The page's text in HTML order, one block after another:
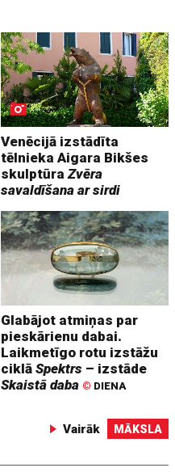
Venēcijā izstādīta
tēlnieka Aigara Bikšes
skulptūraZvēra
savaldīšana ar sirdi
Glabājot atmiņas par
pieskārienu dabai.
Laikmetīgo rotu izstāžu
ciklāSpektrs – izstāde
Skaistā daba © DIENA
Vairāk MĀKSLA